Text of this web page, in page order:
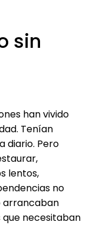
sin
han vivido
Tenían
diario. Pero
lentos,
no
arrancaban
necesitaban